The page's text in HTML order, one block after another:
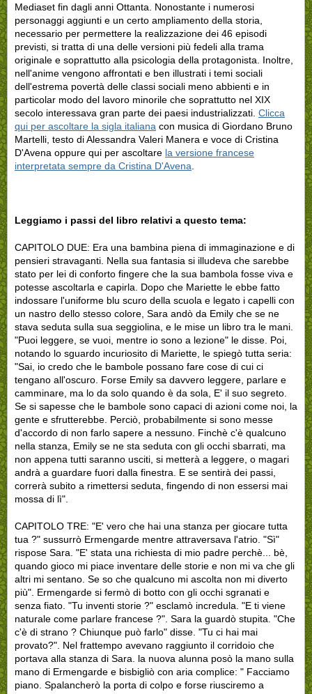
Mediaset fin dagli anni Ottanta. Nonostante i numerosi
personaggi aggiunti e un certo ampliamento della storia,
necessario per permettere la realizzazione dei 46 episodi
previsti, si tratta di una delle versioni più fedeli alla trama
originale e soprattutto alla psicologia della protagonista. Inoltre,
nell'anime vengono affrontati e ben illustrati i temi sociali
dell'estrema povertà delle classi sociali meno abbienti e in
particolar modo del lavoro minorile che soprattutto nel XIX
secolo interessava gran parte dei paesi industrializzati. Clicca
qui per ascoltare la sigla italiana con musica di Giordano Bruno
Martelli, testo di Alessandra Valeri Manera e voce di Cristina
D'Avena oppure qui per ascoltare la versione francese
interpretata sempre da Cristina D'Avena
Leggiamo i passi del libro relativi a questo tema:
CAPITOLO DUE: Era una bambina piena di immaginazione e di
pensieri stravaganti. Nella sua fantasia si illudeva che sarebbe
stato per lei di conforto fingere che la sua bambola fosse viva e
potesse ascoltarla e capirla. Dopo che Mariette le ebbe fatto
indossare l'uniforme blu scuro della scuola e legato i capelli con
un nastro dello stesso colore, Sara andò da Emily che se ne
stava seduta sulla sua seggiolina, e le mise un libro tra le mani.
"Puoi leggere, se vuoi, mentre io sono a lezione" le disse. Poi,
notando lo sguardo incuriosito di Mariette, le spiegò tutta seria:
"Sai, io credo che le bambole possano fare cose di cui ci
tengano all'oscuro. Forse Emily sa davvero leggere, parlare e
camminare, ma lo da solo quando è da sola, E' il suo segreto.
Se si sapesse che le bambole sono capaci di azioni come noi, la
gente e sfrutterebbe. Perciò, probabilmente si sono messe
d'accordo di non farlo sapere a nessuno. Finchè c'è qualcuno
nella stanza, Emily se ne sta seduta con gli occhi sbarrati, ma
non appena tutti saranno usciti, si metterà a leggere, o magari
andrà a guardare fuori dalla finestra. E se sentirà dei passi,
correrà subito a rimettersi seduta, fingendo di non essersi mai
mossa di lì".
CAPITOLO TRE: "E' vero che hai una stanza per giocare tutta
tua ?" sussurrò Ermengarde mentre attraversava l'atrio. "Sì"
rispose Sara. "E' stata una richiesta di mio padre perchè... bè,
quando gioco mi piace inventare delle storie e non mi va che gli
altri mi sentano. Se so che qualcuno mi ascolta non mi diverto
più". Ermengarde si fermò di botto con gli occhi sgranati e
senza fiato. "Tu inventi storie ?" esclamò incredula. "E ti viene
naturale come parlare francese ?". Sara la guardò stupita. "Che
c'è di strano ? Chiunque può farlo" disse. "Tu ci hai mai
provato?". Nel frattempo avevano raggiunto il corridoio che
portava alla stanza di Sara. la nuova alunna posò la mano sulla
mano di Ermengarde e bisbigliò con aria complice: " Facciamo
piano. Spalancherò la porta di colpo e forse riusciremo a